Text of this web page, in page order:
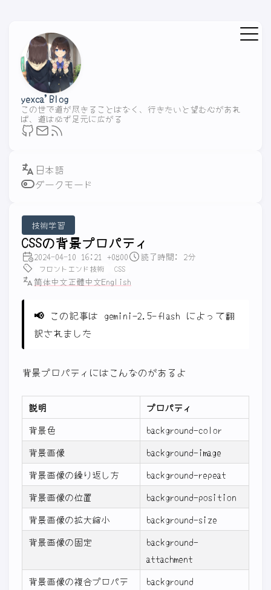
yexca'Blog
この世で道が尽きることはなく、行きたいと望む心があれ
ば、道は必ず足元に広がる
ダークモード
技術学習
CSSの背景プロパティ
2024-04-10 16:21 +0800 読了時間: 2分
フロントエンド技術 CSS
简体中文正體中文English
📢この記事は gemini-2.5-flash によって翻
訳されました
背景プロパティにはこんなのがあるよ
説明
プロパティ
背景色
background-color
背景画像
background-image
背景画像の繰り返し方
background-repeat
背景画像の位置
background-position
背景画像の拡大縮小
background-size
背景画像の固定
background-
attachment
背景画像の複合プロパテ
background